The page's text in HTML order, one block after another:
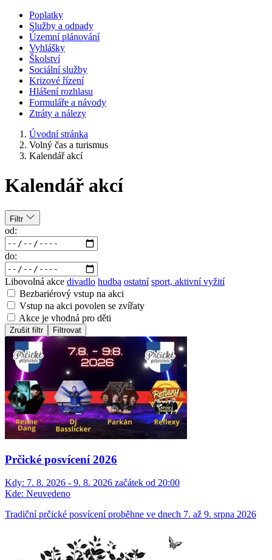
Poplatky
Služby a odpady
Územní plánování
Vyhlášky
Školství
Sociální služby
Krizové řízení
Hlášení rozhlasu
Formuláře a návody
Ztráty a nálezy
Úvodní stránka
Volný čas a turismus
Kalendář akcí
Kalendář akcí
Filtr
od:
do:
Libovolná akce divadlo hudba ostatní sport, aktivní vyžití
Bezbariérový vstup na akci
Vstup na akci povolen se zvířaty
Akce je vhodná pro děti
Zrušit filtr Filtrovat
Prčické posvícení 2026
Kdy: 7. 8. 2026 - 9. 8. 2026 začátek od 20:00
Kde: Neuvedeno
Tradiční prčické posvícení proběhne ve dnech 7. až 9. srpna 2026